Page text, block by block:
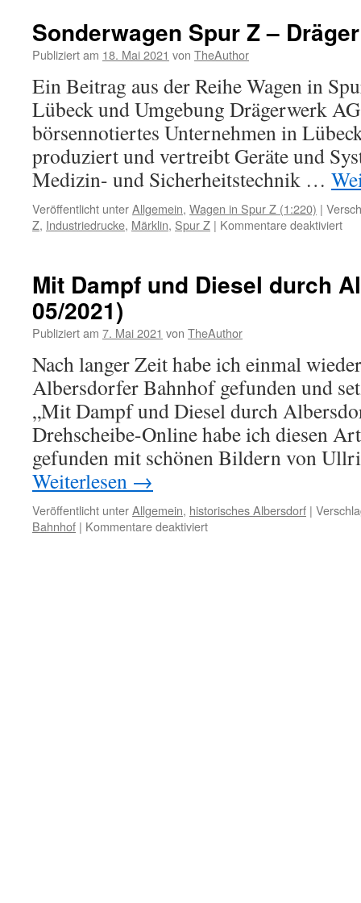
Sonderwagen Spur Z – Dräger
Publiziert am 18. Mai 2021 von TheAuthor
Ein Beitrag aus der Reihe Wagen in
Lübeck und Umgebung Drägerwerk
börsennotiertes Unternehmen in
produziert und vertreibt Geräte und
Medizin- und Sicherheitstechnik …
Veröffentlicht unterAllgemein, Wagen in Spur Z (1:220) |
Z, Industriedrucke, Märklin, Spur Z | Kommentare deaktiviertfür
–
Mit Dampf und Diesel durch
05/2021)
Publiziert am 7. Mai 2021 von TheAuthor
Nach langer Zeit habe ich einmal
Albersdorfer Bahnhof gefunden und
„Mit Dampf und Diesel durch
Drehscheibe-Online habe ich diesen
gefunden mit schönen Bildern von
Weiterlesen →
Veröffentlicht unterAllgemein, historisches Albersdorf |
Bahnhof | Kommentare deaktiviertfür